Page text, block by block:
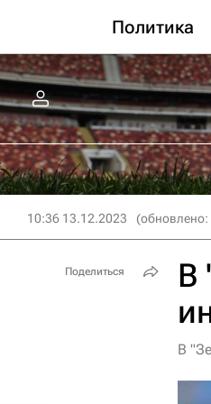
Политика
10:36 13.12.2023
В
В
Поделиться